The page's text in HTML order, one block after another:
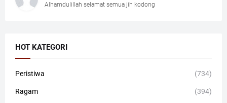
Alhamdulillah selamat semua jih kodong
HOT KATEGORI
Peristiwa (734)
Ragam (394)